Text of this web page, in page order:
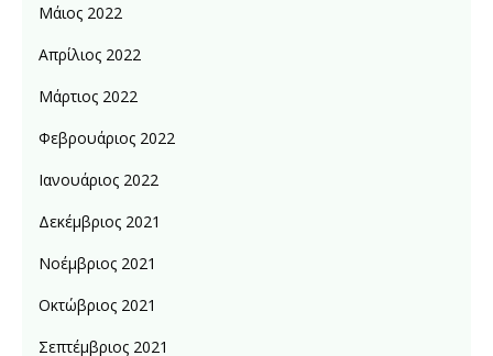
Μάιος 2022
Απρίλιος 2022
Μάρτιος 2022
Φεβρουάριος 2022
Ιανουάριος 2022
Δεκέμβριος 2021
Νοέμβριος 2021
Οκτώβριος 2021
Σεπτέμβριος 2021